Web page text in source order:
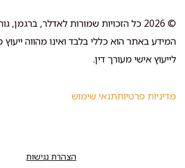
© 2026 כל הזכויות שמורות לאדלר, ברגמן, גור ושות'
המידע באתר הוא כללי בלבד ואינו מהווה
לייעוץ אישי מעורך דין.
מדיניות פרטיותתנאי שימוש
הצהרת נגישות